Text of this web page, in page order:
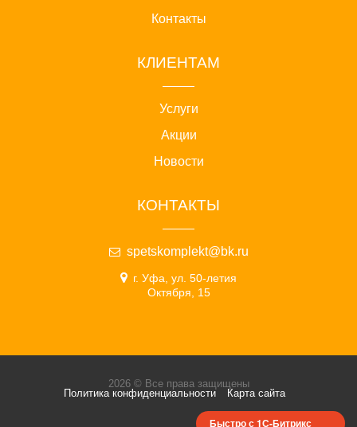
Контакты
КЛИЕНТАМ
Услуги
Акции
Новости
КОНТАКТЫ
spetskomplekt@bk.ru
г. Уфа, ул. 50-летия
Октября, 15
2026 © Все права защищены
Политика конфиденциальности
Карта сайта
Быстро с 1С-Битрикс